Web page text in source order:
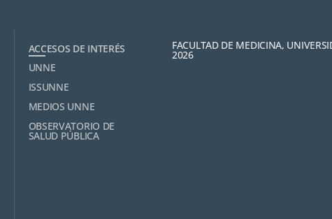
ACCESOS DE INTERÉS
UNNE
ISSUNNE
MEDIOS UNNE
OBSERVATORIO DE
SALUD PÚBLICA
FACULTAD DE MEDICINA,
2026